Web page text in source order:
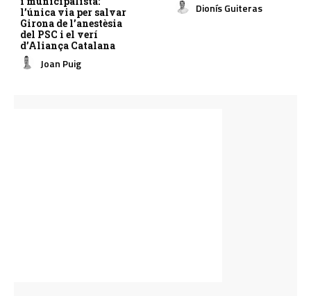
l’única via per salvar
Girona de l’anestèsia
del PSC i el verí
d’Aliança Catalana
Joan Puig
Dionís Guiteras